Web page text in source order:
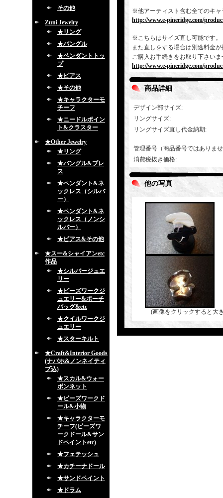
その他
Zuni Jewelry
★リング
★バングル
★ペンダントトッ
プ
★ピアス
★その他
★キャラクターモ
チーフ
★ニードルポイン
ト&クラスター
★Other Jewelry
★リング
★バングル&ブレ
ス
★ペンダント&ネ
ックレス（シルバ
ー）
★ペンダント&ネ
ックレス（ノンシ
ルバー）
★ピアス&その他
★スー&シャイアンetc
作品
★シルバージュエ
リー
★ビーズワークジ
ュエリー&ポーチ
バッグ&etc
★クイルワークジ
ュエリー
★スターキルト
★Craft&Interior Goods
(ナバホ&ノンネイティ
ブ込)
★スカル&ウォー
ボンネット
★ビーズワークド
ール&小物
★キャラクターモ
チーフ(ビーズワ
ークドール&サン
ドペイントetc)
★フェテッシュ
★カチーナドール
★サンドペイント
★ドラム
※他アーティスト含む全てのキ
http://www.e-pineridge.com/
※こちらはサイズ直し可能です
また直しをする場合は別途料金
ご購入お手続きをお取り下さいま
http://www.e-pineridge.com/
商品詳細
デザイン部サイズ:
リングサイズ:
リングサイズ直し代金納期:
管理番号（商品番号ではありま
消費税抜き価格:
他の写真
(画像をクリックすると大